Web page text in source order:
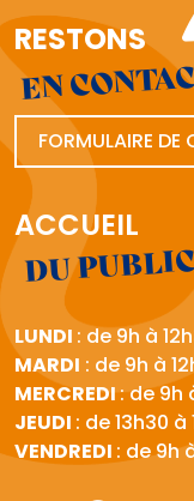
RESTONS
EN
FORMULAIRE
ACCUEIL
DU PUBLIC
LUNDI : de 9h à
MARDI : de 9h à
MERCREDI: de 9h
JEUDI : de 13h30
VENDREDI : de 9h